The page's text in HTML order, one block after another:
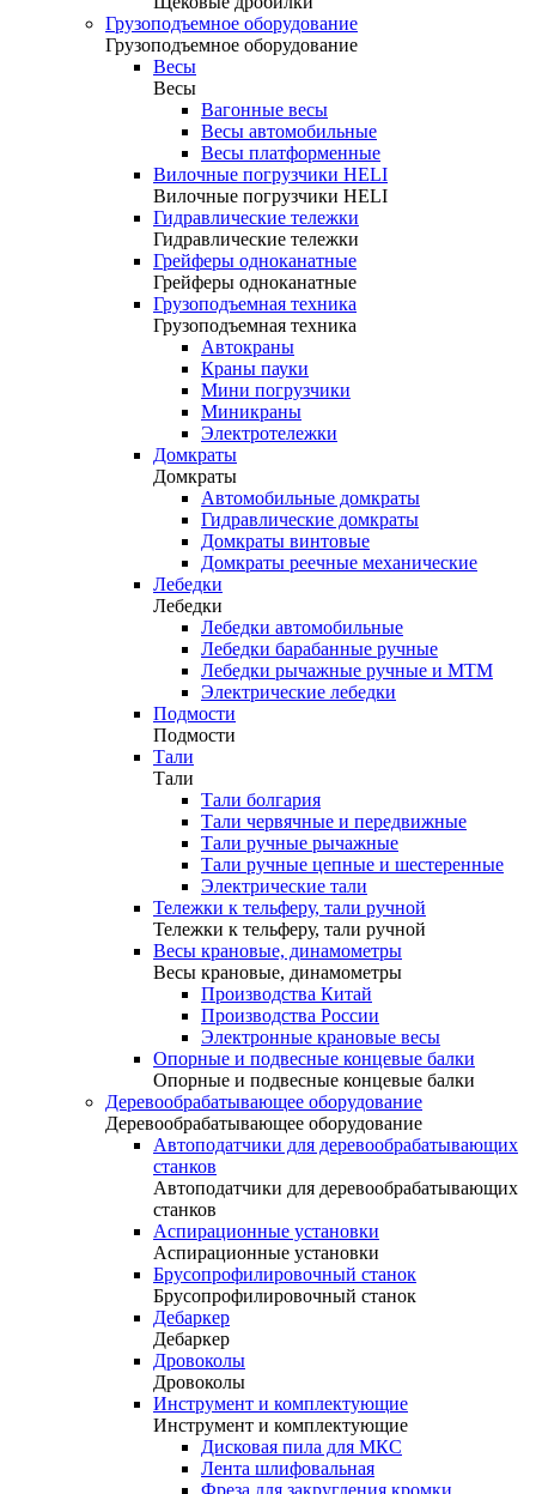
Грузоподъемное оборудование
Грузоподъемное оборудование
Весы
Весы
Вагонные весы
Весы автомобильные
Весы платформенные
Вилочные погрузчики HELI
Вилочные погрузчики HELI
Гидравлические тележки
Гидравлические тележки
Грейферы одноканатные
Грейферы одноканатные
Грузоподъемная техника
Грузоподъемная техника
Автокраны
Краны пауки
Мини погрузчики
Миникраны
Электротележки
Домкраты
Домкраты
Автомобильные домкраты
Гидравлические домкраты
Домкраты винтовые
Домкраты реечные механические
Лебедки
Лебедки
Лебедки автомобильные
Лебедки барабанные ручные
Лебедки рычажные ручные и МТМ
Электрические лебедки
Подмости
Подмости
Тали
Тали
Тали болгария
Тали червячные и передвижные
Тали ручные рычажные
Тали ручные цепные и шестеренные
Электрические тали
Тележки к тельферу, тали ручной
Тележки к тельферу, тали ручной
Весы крановые, динамометры
Весы крановые, динамометры
Производства Китай
Производства России
Электронные крановые весы
Опорные и подвесные концевые балки
Опорные и подвесные концевые балки
Деревообрабатывающее оборудование
Деревообрабатывающее оборудование
Автоподатчики для деревообрабатывающих
станков
Автоподатчики для деревообрабатывающих
станков
Аспирационные установки
Аспирационные установки
Брусопрофилировочный станок
Брусопрофилировочный станок
Дебаркер
Дебаркер
Дровоколы
Дровоколы
Инструмент и комплектующие
Инструмент и комплектующие
Дисковая пила для МКС
Лента шлифовальная
Фреза для закругления кромки